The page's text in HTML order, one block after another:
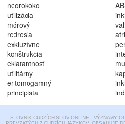
neorokoko
utilizácia
mórový
redresia
exkluzívne
konštrukcia
eklatantnosť
utilitárny
entomogamný
principista
SLOVNÍK CUDZÍCH SLOV ONLINE - VÝZNAMY
PREVZATÝCH Z CUDZÍCH JAZYKOV. OBSAHUJE